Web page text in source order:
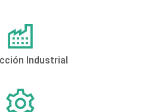
Industrial